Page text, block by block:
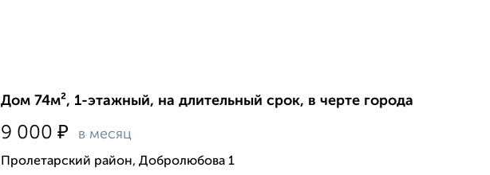
Дом 74м², 1-этажный, на длительный срок, в черте города
9 000 ₽ в месяц
Пролетарский район, Добролюбова 1